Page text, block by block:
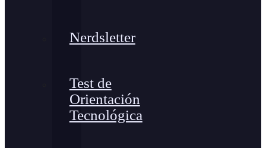
Nerdsletter
Test de
Orientación
Tecnológica